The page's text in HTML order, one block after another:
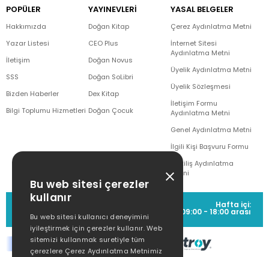
POPÜLER
Hakkımızda
Yazar Listesi
İletişim
SSS
Bizden Haberler
Bilgi Toplumu Hizmetleri
YAYINEVLERİ
Doğan Kitap
CEO Plus
Doğan Novus
Doğan SoLibri
Dex Kitap
Doğan Çocuk
YASAL BELGELER
Çerez Aydınlatma Metni
İnternet Sitesi
Aydınlatma Metni
Üyelik Aydınlatma Metni
Üyelik Sözleşmesi
İletişim Formu
Aydınlatma Metni
Genel Aydınlatma Metni
İlgili Kişi Başvuru Formu
Çekiliş Aydınlatma
Metni
MÜŞTERİ HİZMETLERİ
(0212) 373 77 00
Hafta içi:
09:00 - 18:00 arası
Bu web sitesi çerezler
kullanır
Bu web sitesi kullanıcı deneyimini
iyileştirmek için çerezler kullanır. Web
sitemizi kullanmak suretiyle tüm
çerezlere Çerez Aydınlatma Metnimiz